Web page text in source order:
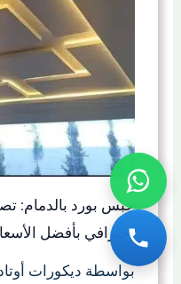
جبس بورد بالدمام:
احترافي بأفضل
بواسطة ديكورات